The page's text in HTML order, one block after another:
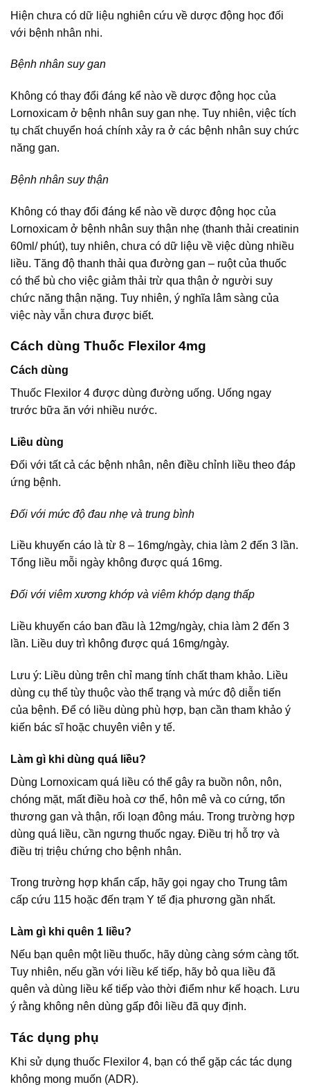
Hiện chưa có dữ liệu nghiên cứu về dược động học đối
với bệnh nhân nhi.
Bệnh nhân suy gan
Không có thay đổi đáng kể nào về dược động học của
Lornoxicam ở bệnh nhân suy gan nhẹ. Tuy nhiên, việc tích
tụ chất chuyển hoá chính xảy ra ở các bệnh nhân suy chức
năng gan.
Bệnh nhân suy thận
Không có thay đổi đáng kể nào về dược động học của
Lornoxicam ở bệnh nhân suy thận nhẹ (thanh thải creatinin
60ml/ phút), tuy nhiên, chưa có dữ liệu về việc dùng nhiều
liều. Tăng độ thanh thải qua đường gan – ruột của thuốc
có thể bù cho việc giảm thải trừ qua thận ở người suy
chức năng thận nặng. Tuy nhiên, ý nghĩa lâm sàng của
việc này vẫn chưa được biết.
Cách dùng Thuốc Flexilor 4mg
Cách dùng
Thuốc Flexilor 4 được dùng đường uống. Uống ngay
trước bữa ăn với nhiều nước.
Liều dùng
Đối với tất cả các bệnh nhân, nên điều chỉnh liều theo đáp
ứng bệnh.
Đối với mức độ đau nhẹ và trung bình
Liều khuyến cáo là từ 8 – 16mg/ngày, chia làm 2 đến 3 lần.
Tổng liều mỗi ngày không được quá 16mg.
Đối với viêm xương khớp và viêm khớp dạng thấp
Liều khuyến cáo ban đầu là 12mg/ngày, chia làm 2 đến 3
lần. Liều duy trì không được quá 16mg/ngày.
Lưu ý: Liều dùng trên chỉ mang tính chất tham khảo. Liều
dùng cụ thể tùy thuộc vào thể trạng và mức độ diễn tiến
của bệnh. Để có liều dùng phù hợp, bạn cần tham khảo ý
kiến bác sĩ hoặc chuyên viên y tế.
Làm gì khi dùng quá liều?
Dùng Lornoxicam quá liều có thể gây ra buồn nôn, nôn,
chóng mặt, mất điều hoà cơ thể, hôn mê và co cứng, tổn
thương gan và thận, rối loạn đông máu. Trong trường hợp
dùng quá liều, cần ngưng thuốc ngay. Điều trị hỗ trợ và
điều trị triệu chứng cho bệnh nhân.
Trong trường hợp khẩn cấp, hãy gọi ngay cho Trung tâm
cấp cứu 115 hoặc đến trạm Y tế địa phương gần nhất.
Làm gì khi quên 1 liều?
Nếu bạn quên một liều thuốc, hãy dùng càng sớm càng tốt.
Tuy nhiên, nếu gần với liều kế tiếp, hãy bỏ qua liều đã
quên và dùng liều kế tiếp vào thời điểm như kế hoạch. Lưu
ý rằng không nên dùng gấp đôi liều đã quy định.
Tác dụng phụ
Khi sử dụng thuốc Flexilor 4, bạn có thể gặp các tác dụng
không mong muốn (ADR).